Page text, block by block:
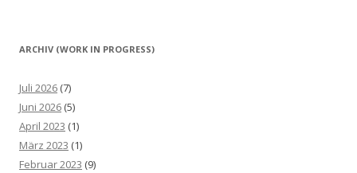
ARCHIV (WORK IN PROGRESS)
Juli 2026 (7)
Juni 2026 (5)
April 2023 (1)
März 2023 (1)
Februar 2023 (9)